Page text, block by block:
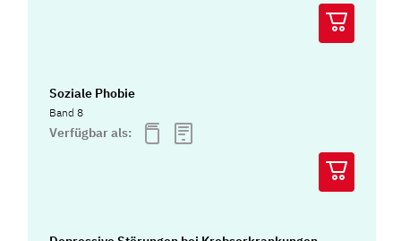
Soziale Phobie
Band 8
Verfügbar als: